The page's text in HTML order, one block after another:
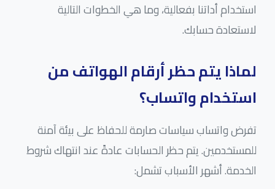
استخدام أداتنا بفعالية، وما هي الخطوات التالية
لاستعادة حسابك.
لماذا يتم حظر أرقام الهواتف من
استخدام واتساب؟
تفرض واتساب سياسات صارمة للحفاظ على بيئة آمنة
للمستخدمين. يتم حظر الحسابات عادةً عند انتهاك شروط
الخدمة. أشهر الأسباب تشمل: